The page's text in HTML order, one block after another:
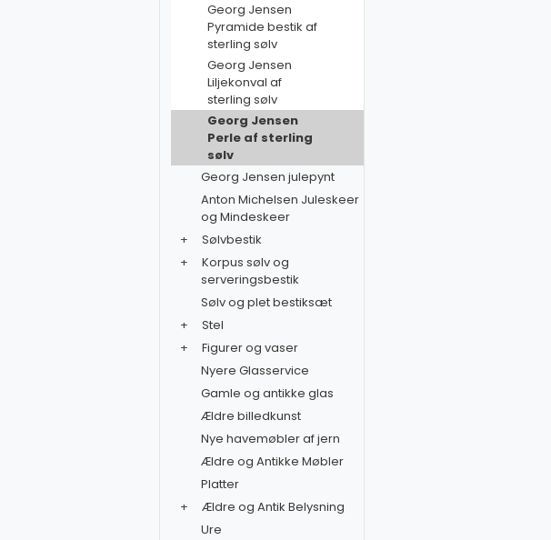
Georg Jensen
Pyramide bestik af
sterling sølv
Georg Jensen
Liljekonval af
sterling sølv
Georg Jensen
Perle af sterling
sølv
Georg Jensen julepynt
Anton Michelsen Juleskeer
og Mindeskeer
+
Sølvbestik
+
Korpus sølv og
serveringsbestik
Sølv og plet bestiksæt
+
Stel
+
Figurer og vaser
Nyere Glasservice
Gamle og antikke glas
Ældre billedkunst
Nye havemøbler af jern
Ældre og Antikke Møbler
Platter
+
Ældre og Antik Belysning
Ure